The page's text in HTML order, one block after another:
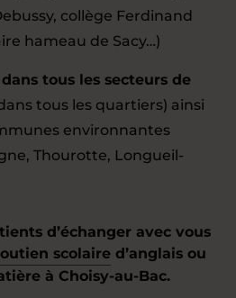
collège Ferdinand
hameau de Sacy…)
tous les secteurs de
tous les quartiers) ainsi
environnantes
Thourotte, Longueil-
d’échanger avec vous
scolaire d’anglais ou
à Choisy-au-Bac.